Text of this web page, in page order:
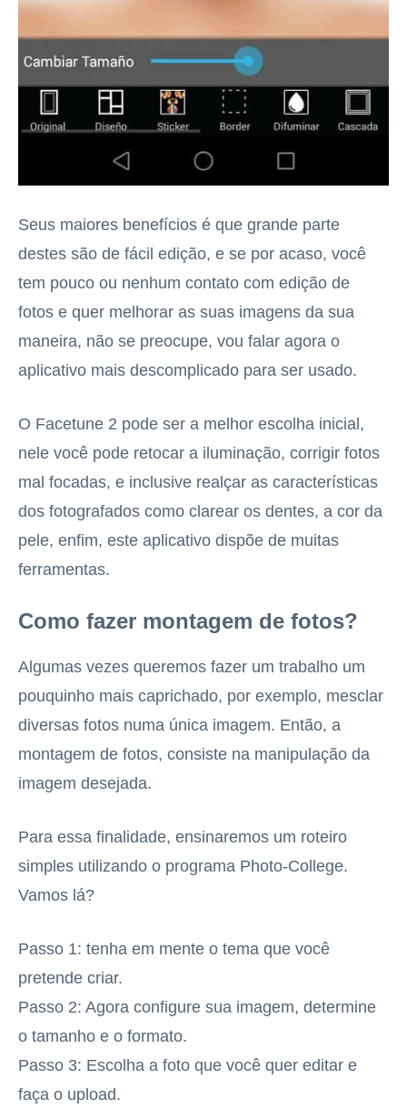
Seus maiores benefícios é que grande parte
destes são de fácil edição, e se por acaso, você
tem pouco ou nenhum contato com edição de
fotos e quer melhorar as suas imagens da sua
maneira, não se preocupe, vou falar agora o
aplicativo mais descomplicado para ser usado.
O Facetune 2 pode ser a melhor escolha inicial,
nele você pode retocar a iluminação, corrigir fotos
mal focadas, e inclusive realçar as características
dos fotografados como clarear os dentes, a cor da
pele, enfim, este aplicativo dispõe de muitas
ferramentas.
Como fazer montagem de fotos?
Algumas vezes queremos fazer um trabalho um
pouquinho mais caprichado, por exemplo, mesclar
diversas fotos numa única imagem. Então, a
montagem de fotos, consiste na manipulação da
imagem desejada.
Para essa finalidade, ensinaremos um roteiro
simples utilizando o programa Photo-College.
Vamos lá?
Passo 1: tenha em mente o tema que você
pretende criar.
Passo 2: Agora configure sua imagem, determine
o tamanho e o formato.
Passo 3: Escolha a foto que você quer editar e
faça o upload.